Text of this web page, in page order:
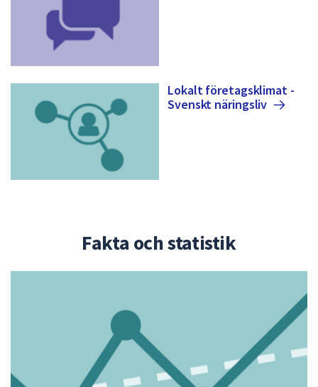
Lokalt företagsklimat -
Svenskt näringsliv
Fakta och statistik